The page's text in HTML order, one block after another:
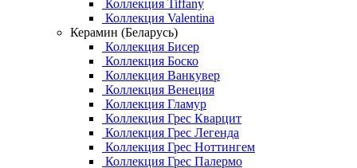
Коллекция Tiffany
Коллекция Valentina
Керамин (Беларусь)
Коллекция Бисер
Коллекция Боско
Коллекция Ванкувер
Коллекция Венеция
Коллекция Гламур
Коллекция Грес Кварцит
Коллекция Грес Легенда
Коллекция Грес Ноттингем
Коллекция Грес Палермо